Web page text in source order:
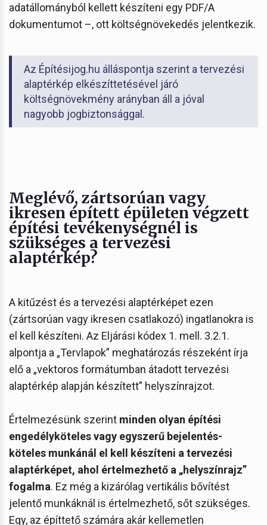
adatállományból kellett készíteni egy PDF/A
dokumentumot –, ott költségnövekedés jelentkezik.
Az Építésijog.hu álláspontja szerint a tervezési
alaptérkép elkészíttetésével járó
költségnövekmény arányban áll a jóval
nagyobb jogbiztonsággal.
Meglévő, zártsorúan vagy
ikresen épített épületen végzett
építési tevékenységnél is
szükséges a tervezési
alaptérkép?
A kitűzést és a tervezési alaptérképet ezen
(zártsorúan vagy ikresen csatlakozó) ingatlanokra is
el kell készíteni. Az Eljárási kódex 1. mell. 3.2.1.
alpontja a „Tervlapok” meghatározás részeként írja
elő a „vektoros formátumban átadott tervezési
alaptérkép alapján készített” helyszínrajzot.
Értelmezésünk szerint minden olyan építési
engedélyköteles vagy egyszerű bejelentés-
köteles munkánál el kell készíteni a tervezési
alaptérképet, ahol értelmezhető a „helyszínrajz”
fogalma. Ez még a kizárólag vertikális bővítést
jelentő munkáknál is értelmezhető, sőt szükséges.
Egy, az építtető számára akár kellemetlen